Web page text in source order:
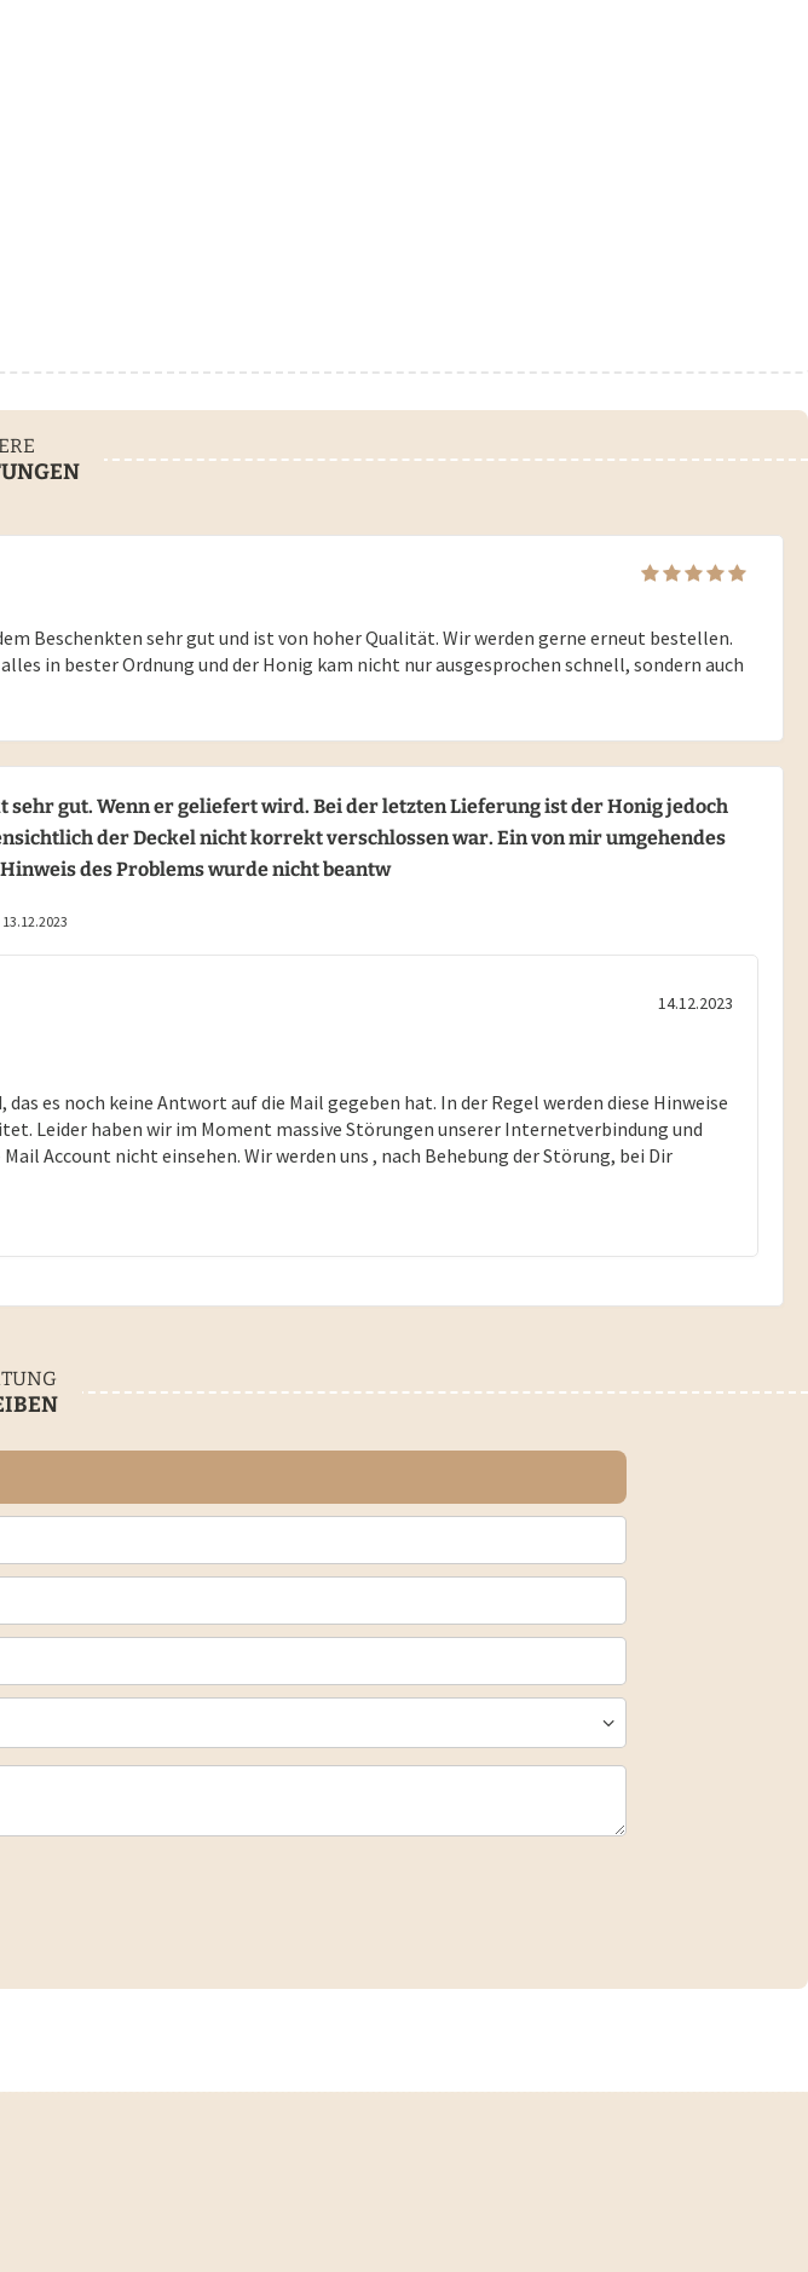
Beschenkten sehr gut und ist von hoher Qualität. Wir werden gerne erneut bestellen.
in bester Ordnung und der Honig kam nicht nur ausgesprochen schnell, sondern auch
sehr gut. Wenn er geliefert wird. Bei der letzten Lieferung ist der Honig jedoch
der Deckel nicht korrekt verschlossen war. Ein von mir umgehendes
des Problems wurde nicht beantw
13.12.2023
14.12.2023
das es noch keine Antwort auf die Mail gegeben hat. In der Regel werden diese Hinweise
Leider haben wir im Moment massive Störungen unserer Internetverbindung und
Account nicht einsehen. Wir werden uns , nach Behebung der Störung, bei Dir